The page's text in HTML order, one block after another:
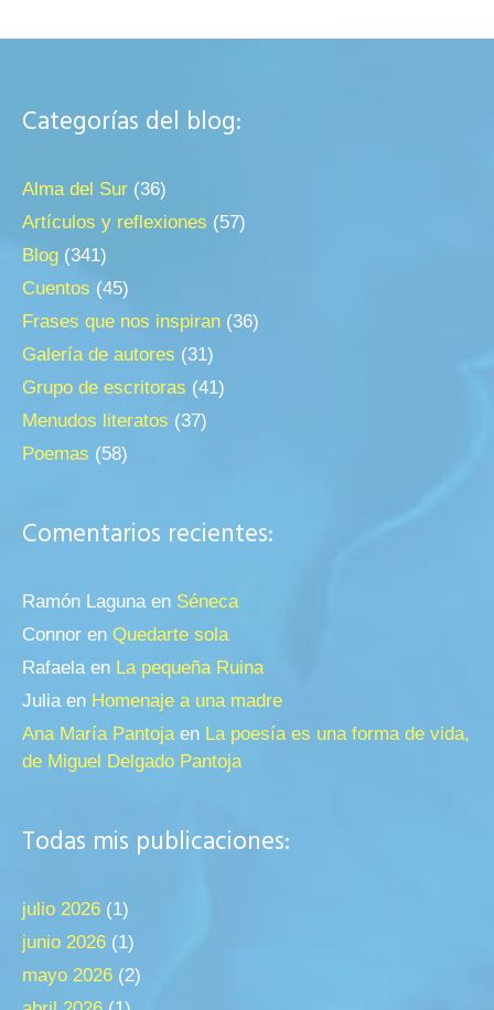
Categorías del blog:
Alma del Sur (36)
Artículos y reflexiones (57)
Blog (341)
Cuentos (45)
Frases que nos inspiran (36)
Galería de autores (31)
Grupo de escritoras (41)
Menudos literatos (37)
Poemas (58)
Comentarios recientes:
Ramón Lagunaen Séneca
Connor en Quedarte sola
Rafaelaen La pequeña Ruina
Juliaen Homenaje a una madre
Ana María Pantojaen La poesía es una forma de vida,
de Miguel Delgado Pantoja
Todas mis publicaciones:
julio 2026 (1)
junio 2026 (1)
mayo 2026 (2)